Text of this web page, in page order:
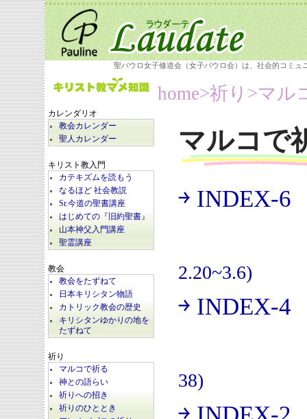
聖パウロ女子修道会（女子パウロ会）は、社会的コミ
カレンダリオ
教会カレンダー
聖人カレンダー
キリスト教入門
カテキズムを読もう
なるほど 社会教説
Sr.今道の聖書講座
はじめての『旧約聖書』
山本神父入門講座
聖霊講座
教会
教会をたずねて
日本キリシタン物語
カトリック教会の歴史
キリシタンゆかりの地を
たずねて
祈り
マルコで祈る
神との語らい
祈りへの招き
祈りのひととき
home>祈り>マル
マルコで
￫ INDEX-6
2.20~3.6)
￫ INDEX-4
38)